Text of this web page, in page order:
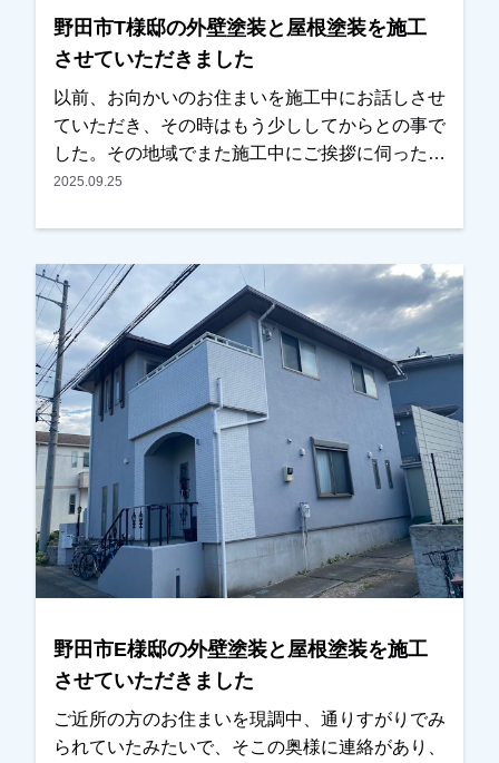
遠慮なくお申し付けください。お待ちしておりま
す。
野田市T様邸の外壁塗装と屋根塗装を施工
させていただきました
以前、お向かいのお住まいを施工中にお話しさせ
ていただき、その時はもう少ししてからとの事で
した。その地域でまた施工中にご挨拶に伺ったと
ころ、ちょうどそろそろやろうかと思っていたと
り、仕上りと職人の仕事ぶりは以前の時から見て
いただいていたとの事で、内容と金額も考えてい
たくらいとの事でＯＫを頂き任せていただけまし
た。色については、あまりイメージを変えたくな
いとの事で、元の色に近いものをご提案させてい
ただきました。またお気にされている部分も打ち
合わせを重ねて解消し、仕上りにつきましても問
題ないとのことで、綺麗になったと非常に喜んで
いただけました。本当にありがとうございまし
た。越谷市、春日部市、野田市、吉川市、草加市
またその他地域でも外壁塗装をお考えのお客様、
まずはご相談からでも大丈夫です！ 現地調査、
お見積りはもちろん無料にて行っております。ま
り扱っておりますので、ご遠慮なくお申しつけく
ださい。おまちしております。
2025.09.25
野田市E様邸の外壁塗装と屋根塗装を施工
させていただきました
ご近所の方のお住まいを現調中、通りすがりでみ
られていたみたいで、そこの奥様に連絡があり、